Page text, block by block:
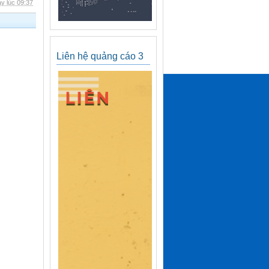
lúc 09:37
Liên hệ quảng cáo 3